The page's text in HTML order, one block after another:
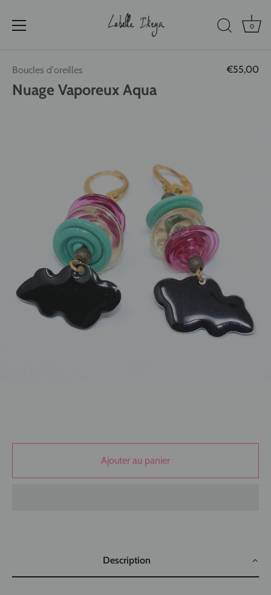
contenu
0
Boucles d'oreilles €55,00
Nuage Vaporeux Aqua
Ajouter au panier
Description